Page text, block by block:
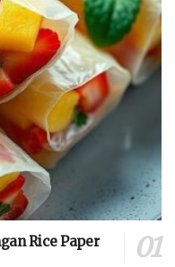
Rice Paper